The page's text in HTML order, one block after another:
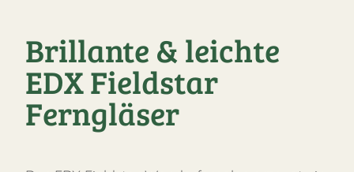
FAST
ORDER
Brillante & leichte
EDX Fieldstar
Ferngläser